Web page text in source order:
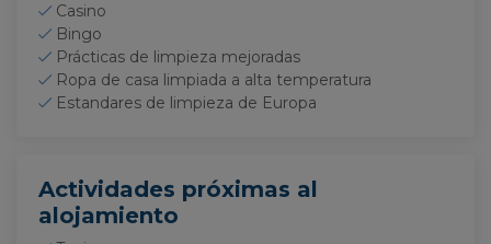
Casino
Bingo
Prácticas de limpieza mejoradas
Ropa de casa limpiada a alta temperatura
Estandares de limpieza de Europa
Actividades próximas al
alojamiento